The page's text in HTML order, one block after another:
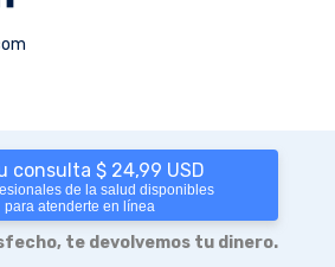
consulta $ 24,99 USD
de la salud disponibles
para atenderte en línea
te devolvemos tu dinero.